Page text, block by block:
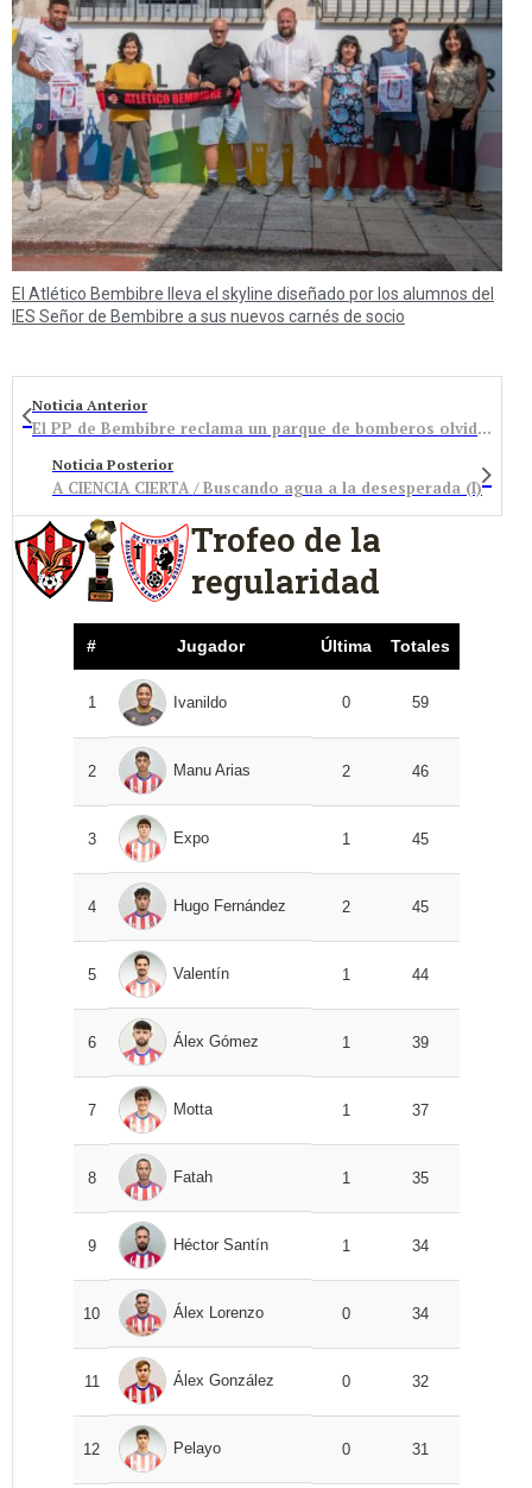
El Atlético Bembibre lleva el skyline diseñado por los alumnos del
IES Señor de Bembibre a sus nuevos carnés de socio
Noticia Anterior
El PP de Bembibre reclama un parque de bomberos olvidado por la Diputación
Noticia Posterior
A CIENCIA CIERTA / Buscando agua a la desesperada (I)
Trofeo de la
regularidad
# Jugador Última Totales
1 Ivanildo 0 59
2 Manu Arias 2 46
3 Expo 1 45
4 Hugo Fernández 2 45
5 Valentín 1 44
6 Álex Gómez 1 39
7 Motta 1 37
8 Fatah 1 35
9 Héctor Santín 1 34
10 Álex Lorenzo 0 34
11 Álex González 0 32
12 Pelayo 0 31